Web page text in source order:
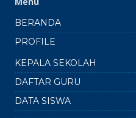
BERANDA
PROFILE
KEPALA SEKOLAH
DAFTAR GURU
DATA SISWA